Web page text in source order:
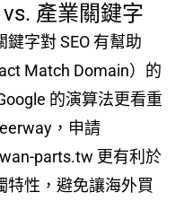
產業關鍵字
字對 SEO 有幫助
Match Domain）的
的演算法更看重
，申請
parts.tw 更有利於
特性，避免讓海外買